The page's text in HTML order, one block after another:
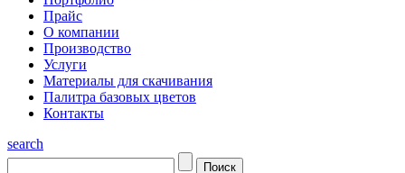
Прайс
О компании
Производство
Услуги
Материалы для скачивания
Палитра базовых цветов
Контакты
search